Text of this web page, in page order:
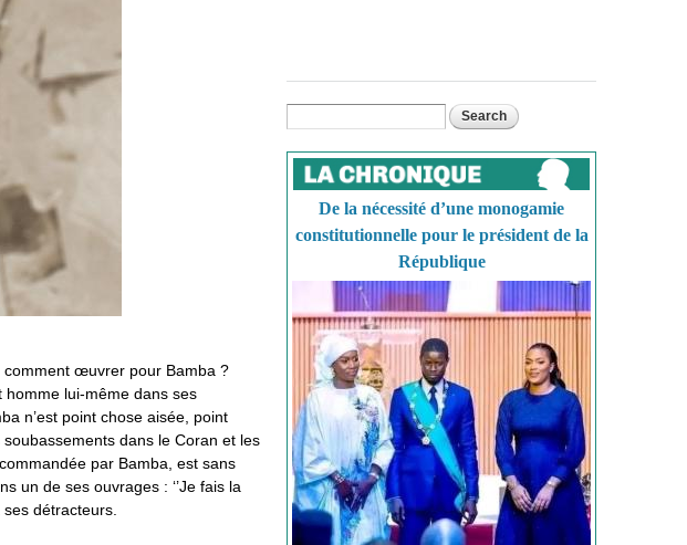
comment œuvrer pour Bamba ?
lui-même dans ses
n’est point chose aisée, point
dans le Coran et les
par Bamba, est sans
un de ses ouvrages : ‘’Je fais la
détracteurs.
Search form
De la nécessité d’une monogamie
constitutionnelle pour le président de la
République